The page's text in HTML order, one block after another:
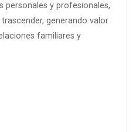
personales y profesionales,
generando valor
familiares y